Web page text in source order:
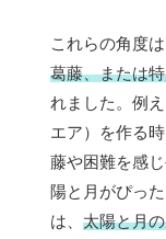
これらの角度
葛藤、または
れました。例
エア）を作る時
藤や困難を感
陽と月がぴっ
は、 太陽と月